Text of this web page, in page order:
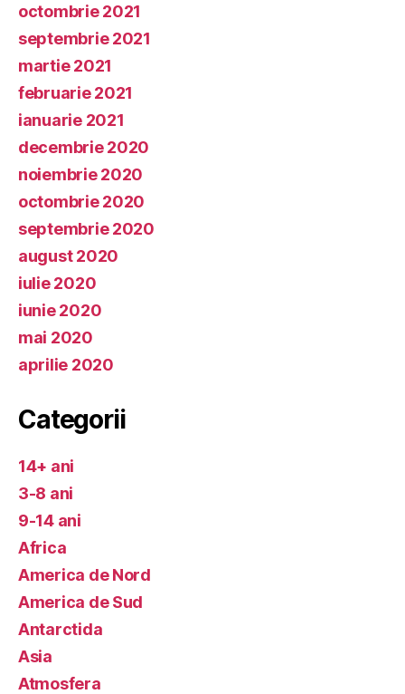
octombrie 2021
septembrie 2021
martie 2021
februarie 2021
ianuarie 2021
decembrie 2020
noiembrie 2020
octombrie 2020
septembrie 2020
august 2020
iulie 2020
iunie 2020
mai 2020
aprilie 2020
Categorii
14+ ani
3-8 ani
9-14 ani
Africa
America de Nord
America de Sud
Antarctida
Asia
Atmosfera